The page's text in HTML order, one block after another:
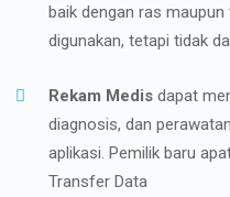
baik dengan ras
digunakan, tetapi tidak
Rekam Medis dapat
diagnosis, dan
aplikasi. Pemilik baru
Transfer Data